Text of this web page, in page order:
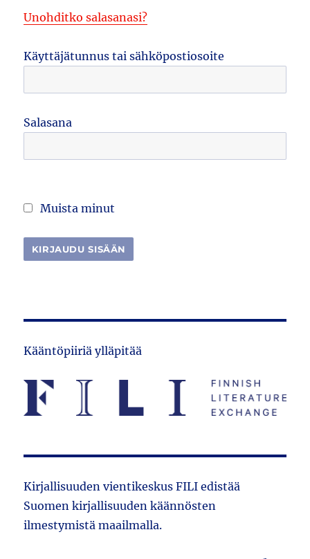
Unohditko salasanasi?
Käyttäjätunnus tai sähköpostiosoite
Salasana
Muista minut
Kääntöpiiriä ylläpitää
Kirjallisuuden vientikeskus FILI edistää
Suomen kirjallisuuden käännösten
ilmestymistä maailmalla.